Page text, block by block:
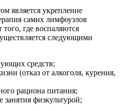
является укрепление
самих лимфоузлов
того, где воспаляются
следующими
средств;
(отказ от алкоголя, курения,
рациона питания;
физкультурой;